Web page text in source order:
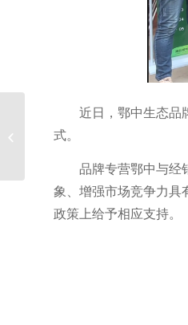
近日，鄂中生态品
式。
品牌专营鄂中与经
象、增强市场竞争力具
政策上给予相应支持。
试验示范观摩 助农增产
增收 ——秭归县郭家坝